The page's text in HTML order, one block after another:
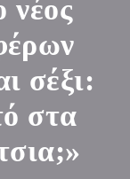
νέος
σέξι:
στα